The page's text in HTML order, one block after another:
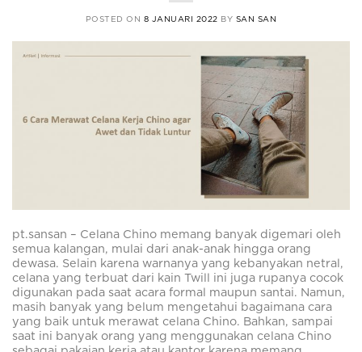
POSTED ON 8 JANUARI 2022 BY SAN SAN
pt.sansan – Celana Chino memang banyak digemari oleh
semua kalangan, mulai dari anak-anak hingga orang
dewasa. Selain karena warnanya yang kebanyakan netral,
celana yang terbuat dari kain Twill ini juga rupanya cocok
digunakan pada saat acara formal maupun santai. Namun,
masih banyak yang belum mengetahui bagaimana cara
yang baik untuk merawat celana Chino. Bahkan, sampai
saat ini banyak orang yang menggunakan celana Chino